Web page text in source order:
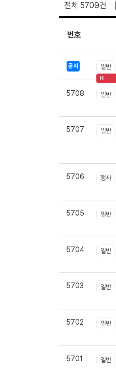
전체 5709건
번호
공지 일반
H
5708 일반
5707 일반
5706 행사
5705 일반
5704 일반
5703 일반
5702 일반
5701 일반